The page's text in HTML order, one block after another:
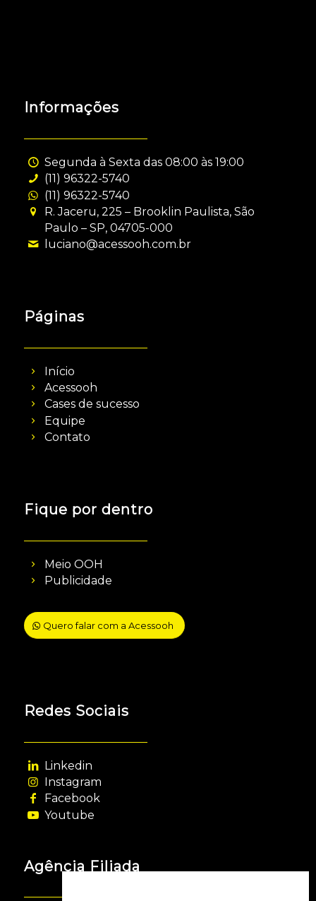
Informações
Segunda à Sexta das 08:00 às 19:00
(11) 96322-5740
(11) 96322-5740
R. Jaceru, 225 – Brooklin Paulista, São
Paulo – SP, 04705-000
luciano@acessooh.com.br
Páginas
Início
Acessooh
Cases de sucesso
Equipe
Contato
Fique por dentro
Meio OOH
Publicidade
Quero falar com a Acessooh
Redes Sociais
Linkedin
Instagram
Facebook
Youtube
Agência Filiada